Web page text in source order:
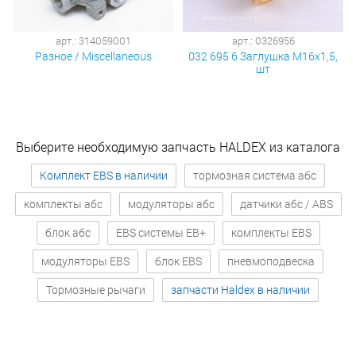
арт.: 314059001
Разное / Miscellaneous
арт.: 0326956
032 695 6 Заглушка М16х1,5,
шт
Выберите необходимую запчасть HALDEX из каталога
Комплект EBS в наличии
тормозная система абс
комплекты абс
модуляторы абс
датчики абс / ABS
блок абс
EBS системы EB+
комплекты EBS
модуляторы EBS
блок EBS
пневмоподвеска
Тормозные рычаги
запчасти Haldex в наличии